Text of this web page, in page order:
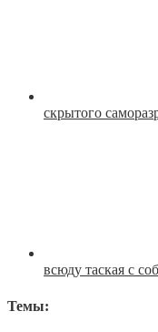
скрытого
всюду таская с
Темы: